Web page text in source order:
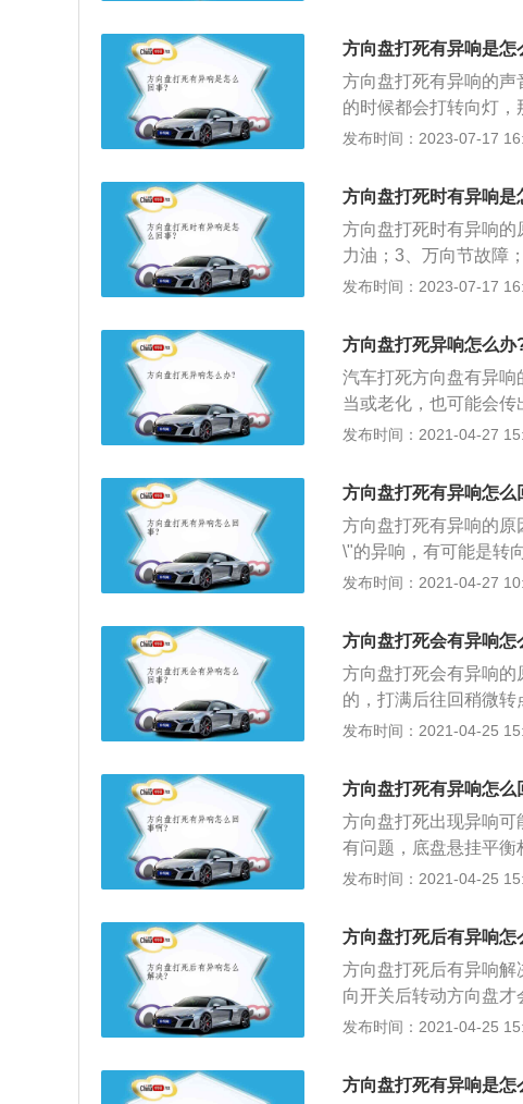
气囊游丝造成，具体
时要拔掉安全囊保险
震器的平面轴承缺油也
是来自减震器顶座。5
此类声音，这种情况下
方向盘打死有异响是怎
方向盘打死有异响的声
的时候都会打转向灯
属于正常情况。2、方
响：这种情况多是方
坏，需要注意的是更
4、减震器平面轴承发
方法也很简单，打开车
黄油，如果无效那就要
出现，解决方法就是加
发布时间：2023-07-17
方向盘打死时有异响是
方向盘打死时有异响
力油；3、万向节故障
6、助力系统故障；7
力油；3、更换万向节
6、更换助力系统。
发布时间：2023-07-17
方向盘打死异响怎么办
汽车打死方向盘有异
当或老化，也可能会
带即可解决；2、当减
套，很有可能是方向
内涂上些许黄油，异响
发布时间：2021-04-27
方向盘打死有异响怎么
方向盘打死有异响的
\"的异响，有可能是转
轴承\/顶胶故障在转动
如果助力皮带松紧不
带；4、转向助力油太
来\"嗡嗡嗡\"的异响声
发布时间：2021-04-27
方向盘打死会有异响怎
方向盘打死会有异响
的，打满后往回稍微
时就会有响声的；2、
开车头盖听听声音是
面轴承涂点黄油就行
声，那么只需找到来
士或者是去修理店修理
发布时间：2021-04-25
方向盘打死有异响怎么
方向盘打死出现异响
有问题，底盘悬挂平
异响的解决办法：1、
的；2、车外发出的声
在车外发出的，这有
声音是不是减震器平面
行了，如果还有响声
找到来源，就能准确的
发布时间：2021-04-25
方向盘打死后有异响怎
方向盘打死后有异响
向开关后转动方向盘
发出的声音，这个声音
个声音。只要你关了
不管原地或是行车只
发布时间：2021-04-25
方向盘打死有异响是怎